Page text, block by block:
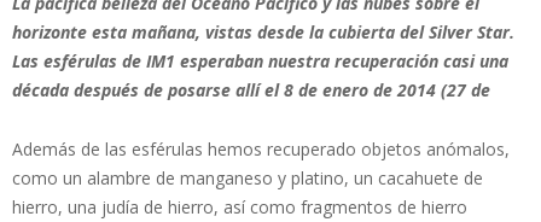
horizonte esta mañana, vistas desde la cubierta del Silver Star.
Las esférulas de IM1 esperaban nuestra recuperación casi una
década después de posarse allí el 8 de enero de 2014 (27 de
Además de las esférulas hemos recuperado objetos anómalos,
como un alambre de manganeso y platino, un cacahuete de
hierro, una judía de hierro, así como fragmentos de hierro